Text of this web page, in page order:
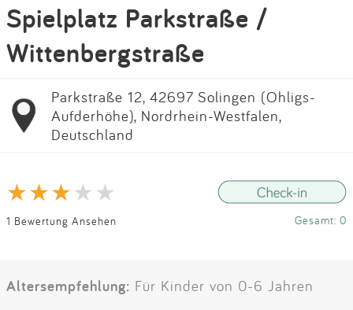
Spielplatz Parkstraße /
Wittenbergstraße
Parkstraße 12, 42697 Solingen (Ohligs-
Aufderhöhe), Nordrhein-Westfalen,
Deutschland
1 Bewertung Ansehen Gesamt: 0
Altersempfehlung: Für Kinder von 0-6 Jahren